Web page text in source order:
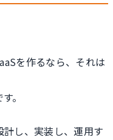
を作るなら、それは
。
し、実装し、運用す